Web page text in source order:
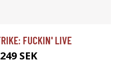
FUCKIN' LIVE
249 SEK